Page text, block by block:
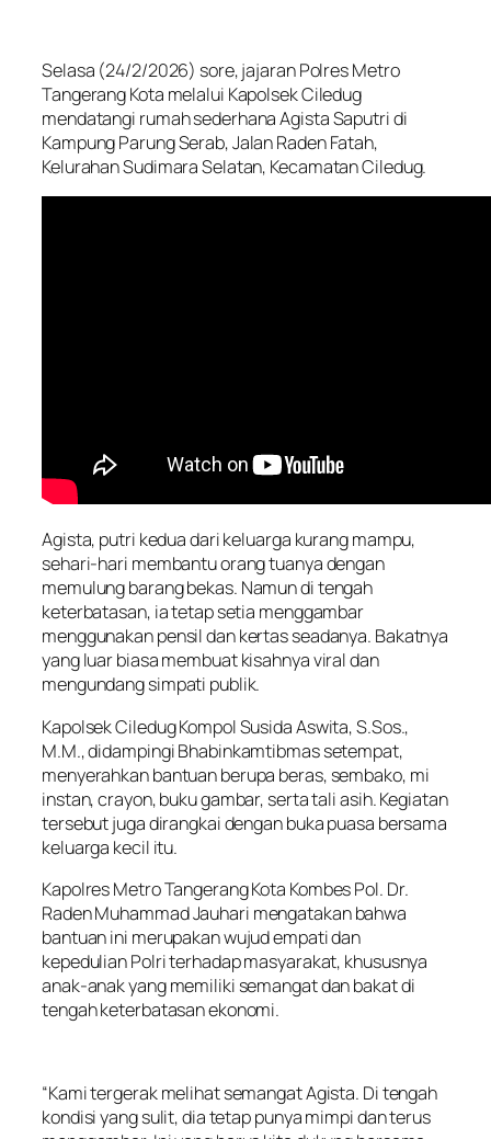
Selasa (24/2/2026) sore, jajaran Polres Metro
Tangerang Kota melalui Kapolsek Ciledug
mendatangi rumah sederhana Agista Saputri di
Kampung Parung Serab, Jalan Raden Fatah,
Kelurahan Sudimara Selatan, Kecamatan Ciledug.
Agista, putri kedua dari keluarga kurang mampu,
sehari-hari membantu orang tuanya dengan
memulung barang bekas. Namun di tengah
keterbatasan, ia tetap setia menggambar
menggunakan pensil dan kertas seadanya. Bakatnya
yang luar biasa membuat kisahnya viral dan
mengundang simpati publik.
Kapolsek Ciledug Kompol Susida Aswita, S.Sos.,
M.M., didampingi Bhabinkamtibmas setempat,
menyerahkan bantuan berupa beras, sembako, mi
instan, crayon, buku gambar, serta tali asih. Kegiatan
tersebut juga dirangkai dengan buka puasa bersama
keluarga kecil itu.
Kapolres Metro Tangerang Kota Kombes Pol. Dr.
Raden Muhammad Jauhari mengatakan bahwa
bantuan ini merupakan wujud empati dan
kepedulian Polri terhadap masyarakat, khususnya
anak-anak yang memiliki semangat dan bakat di
tengah keterbatasan ekonomi.
“Kami tergerak melihat semangat Agista. Di tengah
kondisi yang sulit, dia tetap punya mimpi dan terus